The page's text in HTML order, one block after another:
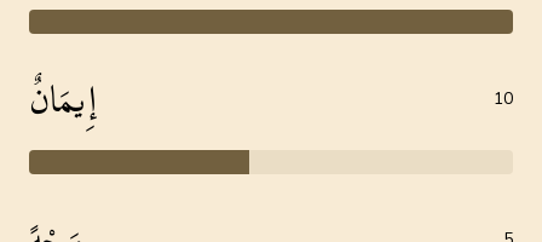
إِيمَانٌ 10